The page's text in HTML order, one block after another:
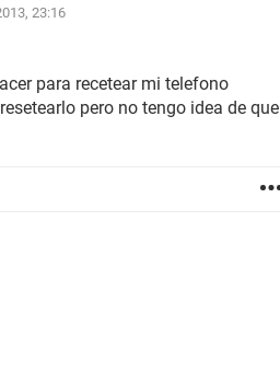
23:16
para recetear mi telefono
pero no tengo idea de que